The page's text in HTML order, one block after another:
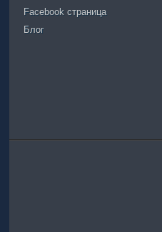
Facebook страница
Блог